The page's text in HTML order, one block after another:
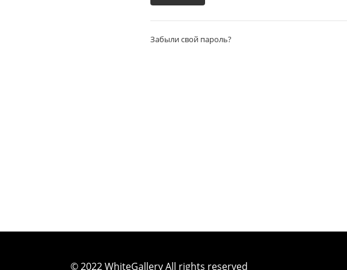
Забыли свой пароль?
© 2022 WhiteGallery All rights reserved